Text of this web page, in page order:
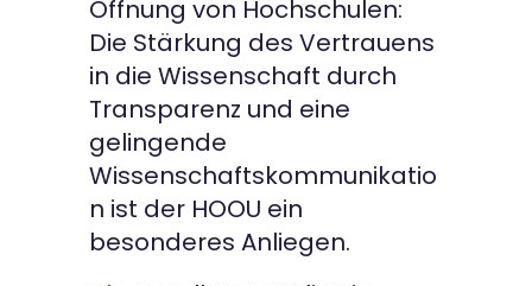
Öffnung von Hochschulen:
Die Stärkung des Vertrauens
in die Wissenschaft durch
Transparenz und eine
gelingende
Wissenschaftskommunikatio
n ist der HOOU ein
besonderes Anliegen.